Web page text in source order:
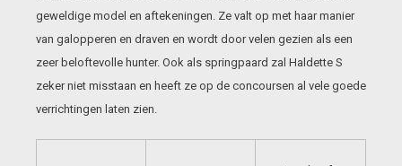
geweldige model en aftekeningen. Ze valt op met haar manier
van galopperen en draven en wordt door velen gezien als een
zeer beloftevolle hunter. Ook als springpaard zal Haldette S
zeker niet misstaan en heeft ze op de concoursen al vele goede
verrichtingen laten zien.